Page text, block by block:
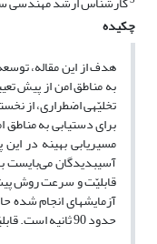
چکیده
حدود 90 ثانیه است. قابلیّت جست‎وجوی چند مقصدی مدل در یک بار اجرای آن، از دیگر ویژگی‌های روش پیشنهادی است.